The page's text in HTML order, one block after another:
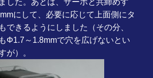
にして、必要に応じて上面側にタ
できるようにしました（その分、
Φ1.7～1.8mmで穴を広げないとい
が）。